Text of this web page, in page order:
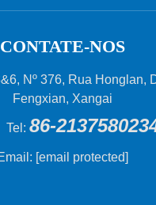
CONTATE-NOS
Nº 376, Rua Honglan,
Fengxian, Xangai
Tel: 86-
[email protected]